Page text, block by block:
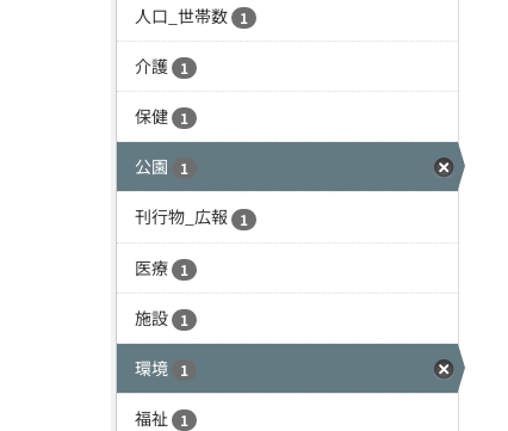
人口_世帯数 1
介護 1
保健 1
公園 1
刊行物_広報 1
医療 1
施設 1
環境 1
福祉 1